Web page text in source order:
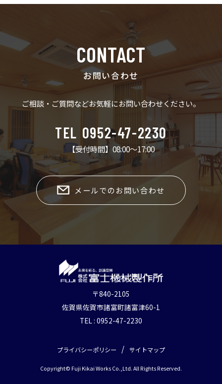
CONTACT
お問い合わせ
ご相談・ご質問などお気軽にお問い合わせください。
TEL 0952-47-2230
【受付時間】08:00〜17:00
メールでのお問い合わせ
〒840-2105
佐賀県佐賀市諸富町諸富津60-1
TEL : 0952-47-2230
プライバシーポリシー サイトマップ
Copyright© Fuji Kikai Works Co.,Ltd. All Rights Reserved.